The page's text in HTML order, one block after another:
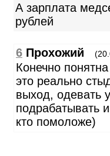
А зарплата
рублей
6 Прохожий
Конечно
это реально
выход, одевать
подрабатывать
кто помоложе)